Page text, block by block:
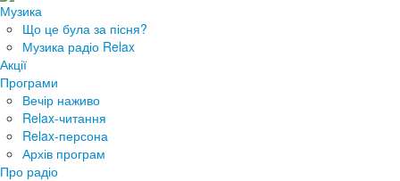
Музика
Що це була за пісня?
Музика радіо Relax
Акції
Програми
Вечір наживо
Relax-читання
Relax-персона
Архів програм
Про радіо